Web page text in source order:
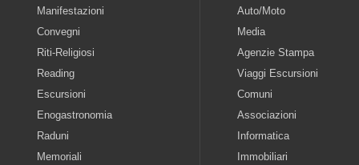
Manifestazioni
Convegni
Riti-Religiosi
Reading
Escursioni
Enogastronomia
Raduni
Memoriali
Auto/Moto
Media
Agenzie Stampa
Viaggi Escursioni
Comuni
Associazioni
Informatica
Immobiliari